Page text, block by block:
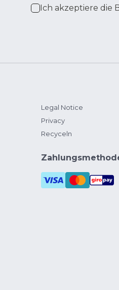
Ich akzeptiere die
Legal Notice
Privacy
Recyceln